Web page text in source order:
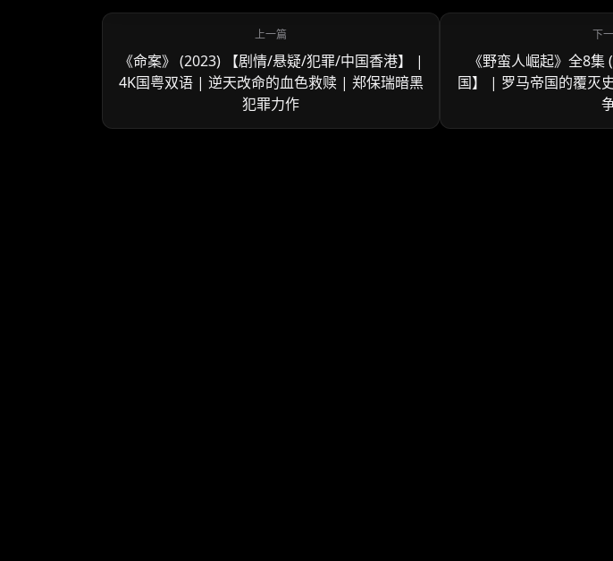
《命案》 (2023) 【剧情/悬疑/犯罪/中国香港】 |
4K国粤双语 | 逆天改命的血色救赎 | 郑保瑞暗黑
犯罪力作
《野蛮人崛起》全8
国】 | 罗马帝国的覆灭